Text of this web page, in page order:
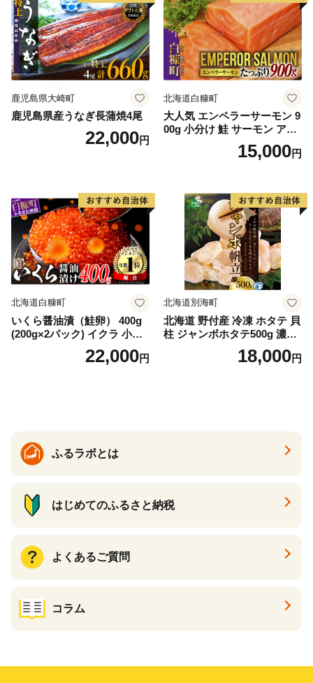
鹿児島県大崎町
鹿児島県産うなぎ長蒲焼4尾
22,000円
北海道白糠町
大人気 エンペラーサーモン 9
00g 小分け 鮭 サーモン アト
ランティックサーモン 水産
庁長官賞 受賞 さけ シャケ し
満足 美味しい 贈答 生食用 刺
身 お刺身 刺し身 魚介類 海鮮
冷凍 厚切り 薄切り ふるさと
納税 ふるさとチョイス チョ
イス 北海道 白糠町
15,000円
北海道白糠町
いくら醤油漬（鮭卵） 400g
(200g×2パック) イクラ 小分
け いくら醤油漬 鮭いくら い
くら醤油漬け 鮭 鮭卵 ikura
22,000円
北海道別海町
北海道 野付産 冷凍 ホタテ 貝
柱 ジャンボホタテ500g 濃厚
な旨味と甘み （ほたて ホタ
テ 帆立 貝柱 ホタテ貝柱 大玉
18,000円
ふるラボとは
はじめてのふるさと納税
よくあるご質問
コラム